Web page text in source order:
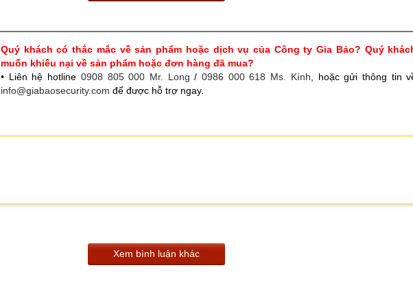
Quý khách có thắc mắc về sản phẩm hoặc dịch vụ của Công ty Gia Bảo? Quý
muốn khiếu nại về sản phẩm hoặc đơn hàng đã mua?
• Liên hệ hotline 0908 805 000 Mr. Long /0986 000 618 Ms. Kính , hoặc gửi thông tin
info@giabaosecurity.com để được hỗ trợ ngay.
Xem bình luận khác